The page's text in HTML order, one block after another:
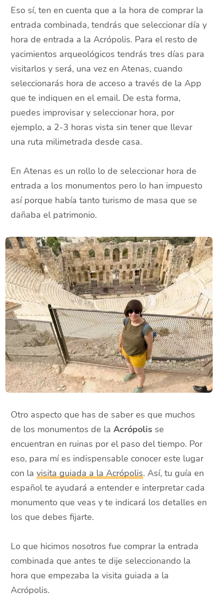
Eso sí, ten en cuenta que a la hora de comprar la
entrada combinada, tendrás que seleccionar día y
hora de entrada a la Acrópolis. Para el resto de
yacimientos arqueológicos tendrás tres días para
visitarlos y será, una vez en Atenas, cuando
seleccionarás hora de acceso a través de la App
que te indiquen en el email. De esta forma,
puedes improvisar y seleccionar hora, por
ejemplo, a 2-3 horas vista sin tener que llevar
una ruta milimetrada desde casa.
En Atenas es un rollo lo de seleccionar hora de
entrada a los monumentos pero lo han impuesto
así porque había tanto turismo de masa que se
dañaba el patrimonio.
Otro aspecto que has de saber es que muchos
de los monumentos de laAcrópolis se
encuentran en ruinas por el paso del tiempo. Por
eso, para mí es indispensable conocer este lugar
con lavisita guiada a la Acrópolis. Así, tu guía en
español te ayudará a entender e interpretar cada
monumento que veas y te indicará los detalles en
los que debes fijarte.
Lo que hicimos nosotros fue comprar la entrada
combinada que antes te dije seleccionando la
hora que empezaba la visita guiada a la
Acrópolis.